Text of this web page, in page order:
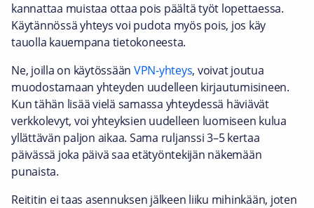
kannattaa muistaa ottaa pois päältä työt lopettaessa.
Käytännössä yhteys voi pudota myös pois, jos käy
tauolla kauempana tietokoneesta.
Ne, joilla on käytössään VPN-yhteys, voivat joutua
muodostamaan yhteyden uudelleen kirjautumisineen.
Kun tähän lisää vielä samassa yhteydessä häviävät
verkkolevyt, voi yhteyksien uudelleen luomiseen kulua
yllättävän paljon aikaa. Sama ruljanssi 3–5 kertaa
päivässä joka päivä saa etätyöntekijän näkemään
punaista.
Reititin ei taas asennuksen jälkeen liiku mihinkään, joten